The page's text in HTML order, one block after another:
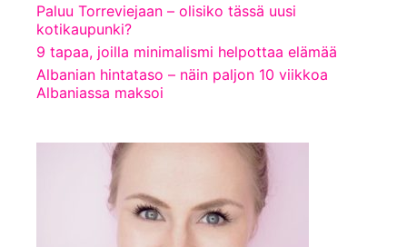
Paluu Torreviejaan – olisiko tässä uusi
kotikaupunki?
9 tapaa, joilla minimalismi helpottaa elämää
Albanian hintataso – näin paljon 10 viikkoa
Albaniassa maksoi